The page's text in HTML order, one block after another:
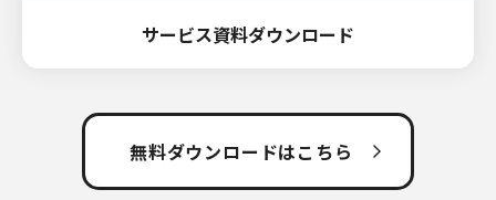
サービス資料ダウンロード
無料ダウンロードはこちら